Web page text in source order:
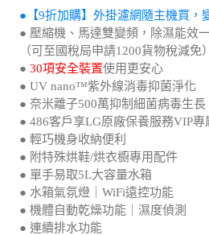
●【9折加購】外掛濾網隨主機買，
● 壓縮機、馬達雙變頻，除濕能效
（可至國稅局申請1200貨物稅減免）
● 30項安全裝置使用更安心
● UV nano™紫外線消毒抑菌淨化
● 奈米離子500萬抑制細菌病毒生長
● 486客戶享LG原廠保養服務VIP專
● 輕巧機身收納便利
● 附特殊烘鞋/烘衣櫥專用配件
● 單手易取5L大容量水箱
● 水箱氣氛燈｜WiFi遠控功能
● 機體自動乾燥功能｜濕度偵測
● 連續排水功能